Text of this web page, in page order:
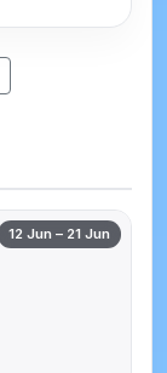
12 Jun – 21 Jun